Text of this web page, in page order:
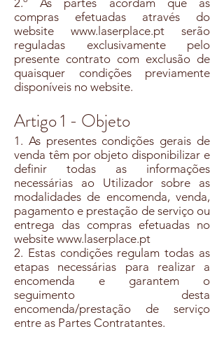
compras efetuadas através do
website www.laserplace.pt serão
reguladas exclusivamente pelo
presente contrato com exclusão de
quaisquer condições previamente
disponíveis no website.
Artigo 1 - Objeto
1. As presentes condições gerais de
venda têm por objeto disponibilizar e
definir todas as informações
necessárias ao Utilizador sobre as
modalidades de encomenda, venda,
pagamento e prestação de serviço ou
entrega das compras efetuadas no
website www.laserplace.pt
2. Estas condições regulam todas as
etapas necessárias para realizar a
encomenda e garantem o
seguimento desta
encomenda/prestação de serviço
entre as Partes Contratantes.